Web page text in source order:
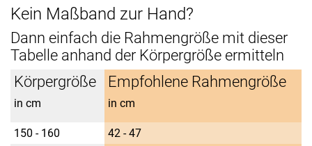
Kein Maßband zur Hand?
Dann einfach die Rahmengröße mit dieser
Tabelle anhand der Körpergröße ermitteln
Körpergröße
in cm
Empfohlene Rahmengröße
in cm
150 - 160
42 - 47